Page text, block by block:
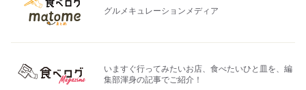
グルメキュレーションメディア
いますぐ行ってみたいお店、食べたいひと皿を、編
集部渾身の記事でご紹介！